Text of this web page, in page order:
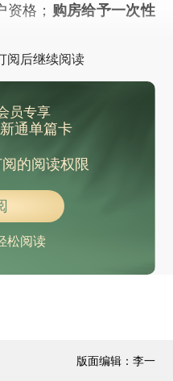
格； 购房给予一次性
阅后继续阅读
员专享
通单篇卡
的阅读权限
松阅读
版面编辑：李一